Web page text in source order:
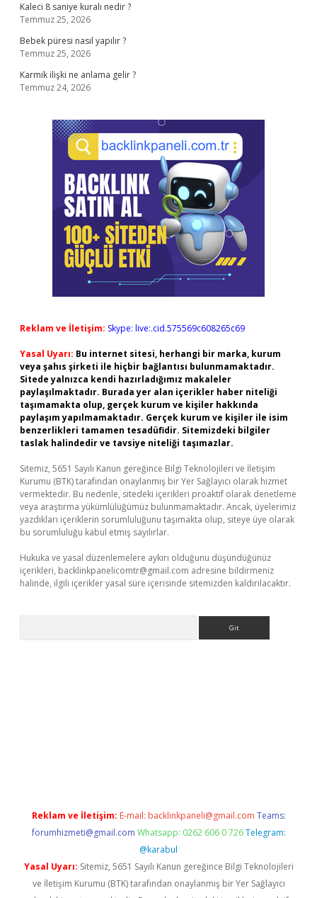
Kaleci 8 saniye kuralı nedir ?
Temmuz 25, 2026
Bebek püresi nasıl yapılır ?
Temmuz 25, 2026
Karmik ilişki ne anlama gelir ?
Temmuz 24, 2026
Reklam ve İletişim: Skype: live:.cid.575569c608265c69
Yasal Uyarı: Bu internet sitesi, herhangi bir marka, kurum
veya şahıs şirketi ile hiçbir bağlantısı bulunmamaktadır.
Sitede yalnızca kendi hazırladığımız makaleler
paylaşılmaktadır. Burada yer alan içerikler haber niteliği
taşımamakta olup, gerçek kurum ve kişiler hakkında
paylaşım yapılmamaktadır. Gerçek kurum ve kişiler ile isim
benzerlikleri tamamen tesadüfidir. Sitemizdeki bilgiler
taslak halindedir ve tavsiye niteliği taşımazlar.
Sitemiz, 5651 Sayılı Kanun gereğince Bilgi Teknolojileri ve İletişim
Kurumu (BTK) tarafından onaylanmış bir Yer Sağlayıcı olarak hizmet
vermektedir. Bu nedenle, sitedeki içerikleri proaktif olarak denetleme
veya araştırma yükümlülüğümüz bulunmamaktadır. Ancak, üyelerimiz
yazdıkları içeriklerin sorumluluğunu taşımakta olup, siteye üye olarak
bu sorumluluğu kabul etmiş sayılırlar.
Hukuka ve yasal düzenlemelere aykırı olduğunu düşündüğünüz
içerikleri, backlinkpanelicomtr@gmail.com adresine bildirmeniz
halinde, ilgili içerikler yasal süre içerisinde sitemizden kaldırılacaktır.
Reklam ve İletişim: E-mail: backlinkpaneli@gmail.com Teams:
forumhizmeti@gmail.com Whatsapp: 0262 606 0 726 Telegram:
@karabul
Yasal Uyarı: Sitemiz, 5651 Sayılı Kanun gereğince Bilgi Teknolojileri
ve İletişim Kurumu (BTK) tarafından onaylanmış bir Yer Sağlayıcı